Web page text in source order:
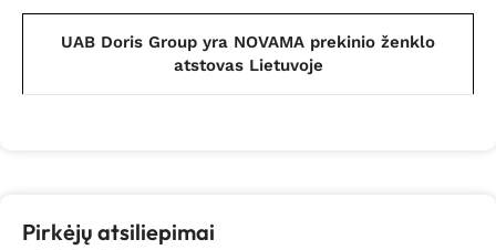
UAB Doris Group yra NOVAMA prekinio ženklo
atstovas Lietuvoje
Pirkėjų atsiliepimai